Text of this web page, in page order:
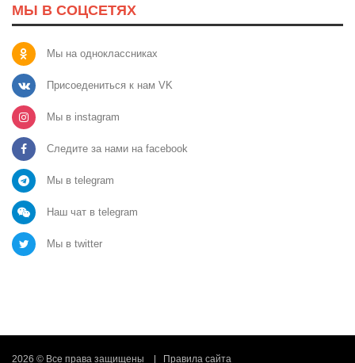
МЫ В СОЦСЕТЯХ
Мы на одноклассниках
Присоедениться к нам VK
Мы в instagram
Следите за нами на facebook
Мы в telegram
Наш чат в telegram
Мы в twitter
2026 © Все права защищены Правила сайта